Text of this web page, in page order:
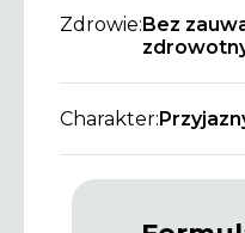
Zdrowie:Bez
Charakter: